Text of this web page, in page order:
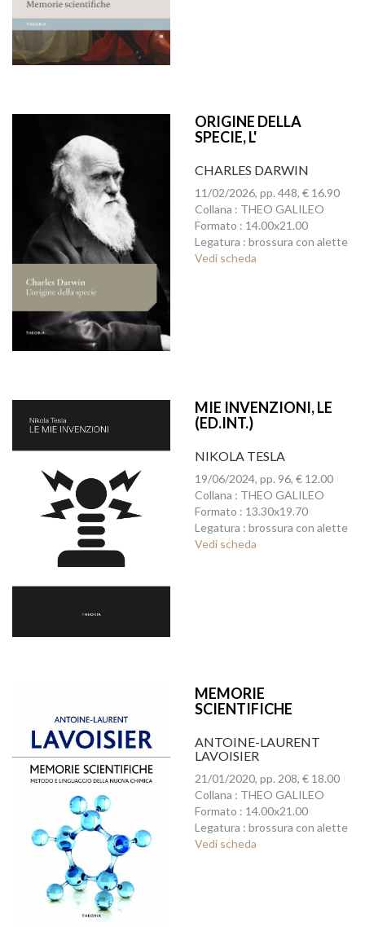
ORIGINE DELLA
SPECIE, L'
CHARLES DARWIN
11/02/2026, pp. 448, € 16.90
Collana : THEO GALILEO
Formato : 14.00x21.00
Legatura : brossura con alette
Vedi scheda
MIE INVENZIONI, LE
(ED.INT.)
NIKOLA TESLA
19/06/2024, pp. 96, € 12.00
Collana : THEO GALILEO
Formato : 13.30x19.70
Legatura : brossura con alette
Vedi scheda
MEMORIE
SCIENTIFICHE
ANTOINE-LAURENT
LAVOISIER
21/01/2020, pp. 208, € 18.00
Collana : THEO GALILEO
Formato : 14.00x21.00
Legatura : brossura con alette
Vedi scheda